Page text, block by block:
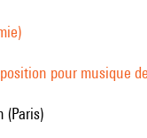
pour musique
(Paris)